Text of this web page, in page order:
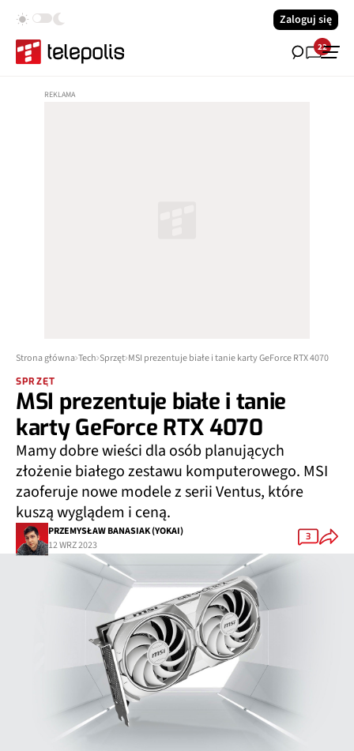
Zaloguj się
22
Strona główna Tech Sprzęt MSI prezentuje białe i tanie karty GeForce RTX 4070
SPRZĘT
MSI prezentuje białe i tanie
karty GeForce RTX 4070
Mamy dobre wieści dla osób planujących
złożenie białego zestawu komputerowego. MSI
zaoferuje nowe modele z serii Ventus, które
kuszą wyglądem i ceną.
PRZEMYSŁAW BANASIAK (YOKAI)
12 WRZ 2023
3